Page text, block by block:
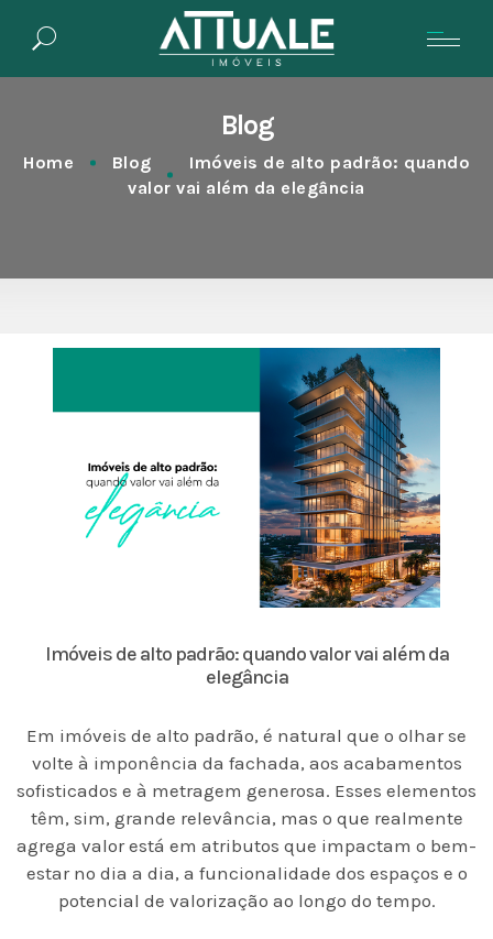
Blog
Home Blog
Imóveis de alto padrão: quando
valor vai além da elegância
Imóveis de alto padrão: quando valor vai além da
elegância
Em imóveis de alto padrão, é natural que o olhar se
volte à imponência da fachada, aos acabamentos
sofisticados e à metragem generosa. Esses elementos
têm, sim, grande relevância, mas o que realmente
agrega valor está em atributos que impactam o bem-
estar no dia a dia, a funcionalidade dos espaços e o
potencial de valorização ao longo do tempo.